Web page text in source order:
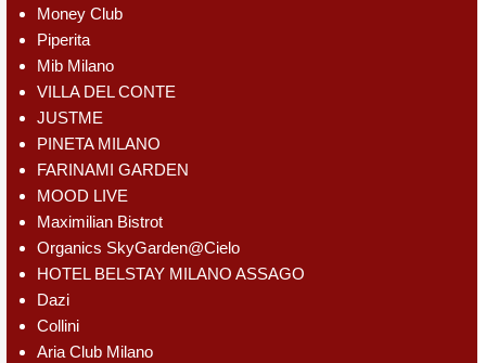
Money Club
Piperita
Mib Milano
VILLA DEL CONTE
JUSTME
PINETA MILANO
FARINAMI GARDEN
MOOD LIVE
Maximilian Bistrot
Organics SkyGarden@Cielo
HOTEL BELSTAY MILANO ASSAGO
Dazi
Collini
Aria Club Milano